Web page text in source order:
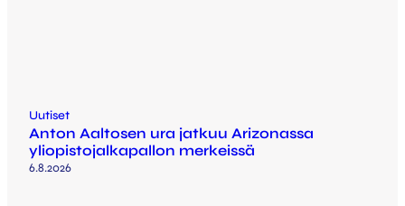
Uutiset
Anton Aaltosen ura jatkuu Arizonassa
yliopistojalkapallon merkeissä
6.8.2026